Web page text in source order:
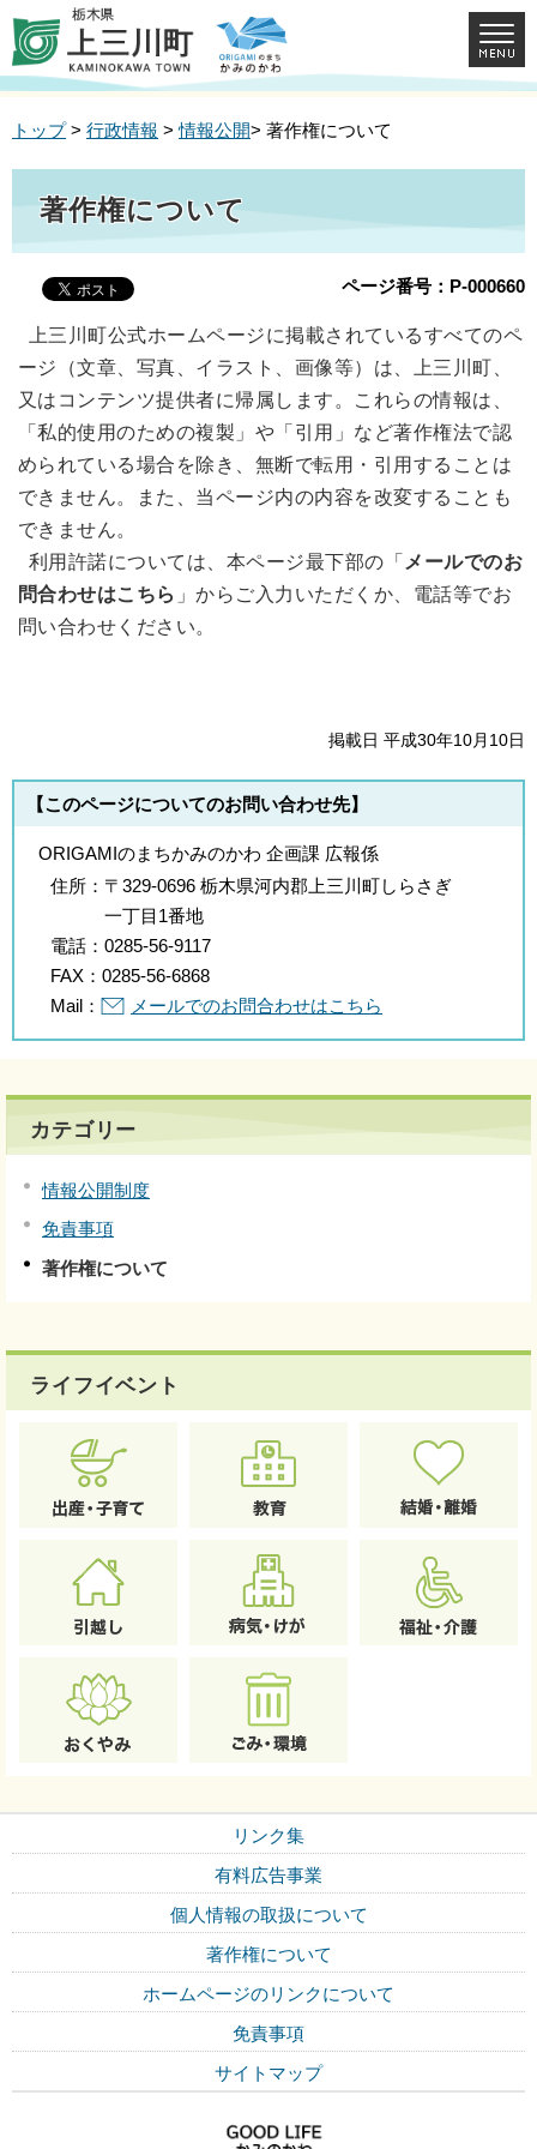
トップ> 行政情報 >情報公開> 著作権について
著作権について
ページ番号：P-000660
上三川町公式ホームページに掲載されているすべてのペ
ージ（文章、写真、イラスト、画像等）は、上三川町、
又はコンテンツ提供者に帰属します。これらの情報は、
「私的使用のための複製」や「引用」など著作権法で認
められている場合を除き、無断で転用・引用することは
できません。また、当ページ内の内容を改変することも
できません。
利用許諾については、本ページ最下部の「 メールでのお
問合わせはこちら 」からご入力いただくか、電話等でお
問い合わせください。
掲載日 平成30年10月10日
【このページについてのお問い合わせ先】
ORIGAMIのまちかみのかわ 企画課 広報係
住所： 〒329-0696 栃木県河内郡上三川町しらさぎ
一丁目1番地
電話： 0285-56-9117
FAX： 0285-56-6868
Mail：
メールでのお問合わせはこちら
カテゴリー
情報公開制度
免責事項
著作権について
ライフイベント
リンク集
有料広告事業
個人情報の取扱について
著作権について
ホームページのリンクについて
免責事項
サイトマップ